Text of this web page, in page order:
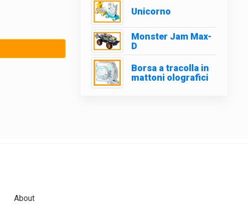
Unicorno
Monster Jam Max-
D
Borsa a tracolla in
mattoni olografici
About